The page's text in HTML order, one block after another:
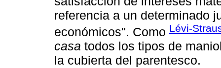
referencia a un determinado
económicos". Como Lévi-
casa todos los tipos de
la cubierta del parentesco.